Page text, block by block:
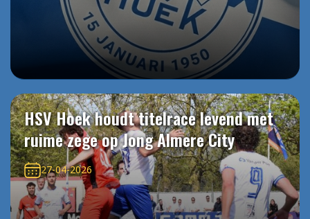
HSV Hoek houdt titelrace levend met
ruime zege op Jong Almere City
27-04-2026